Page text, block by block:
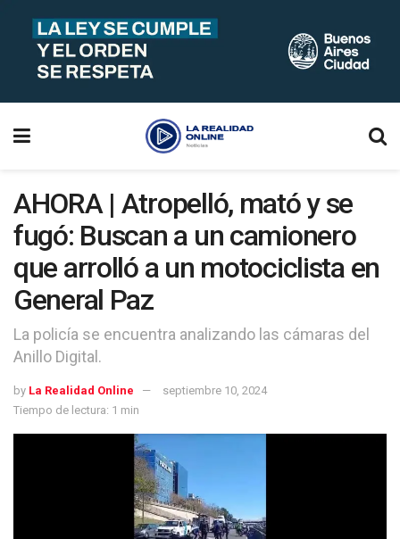
AHORA | Atropelló, mató y se
fugó: Buscan a un camionero
que arrolló a un motociclista en
General Paz
La policía se encuentra analizando las cámaras del
Anillo Digital.
by La Realidad Online
septiembre 10, 2024
Tiempo de lectura: 1 min